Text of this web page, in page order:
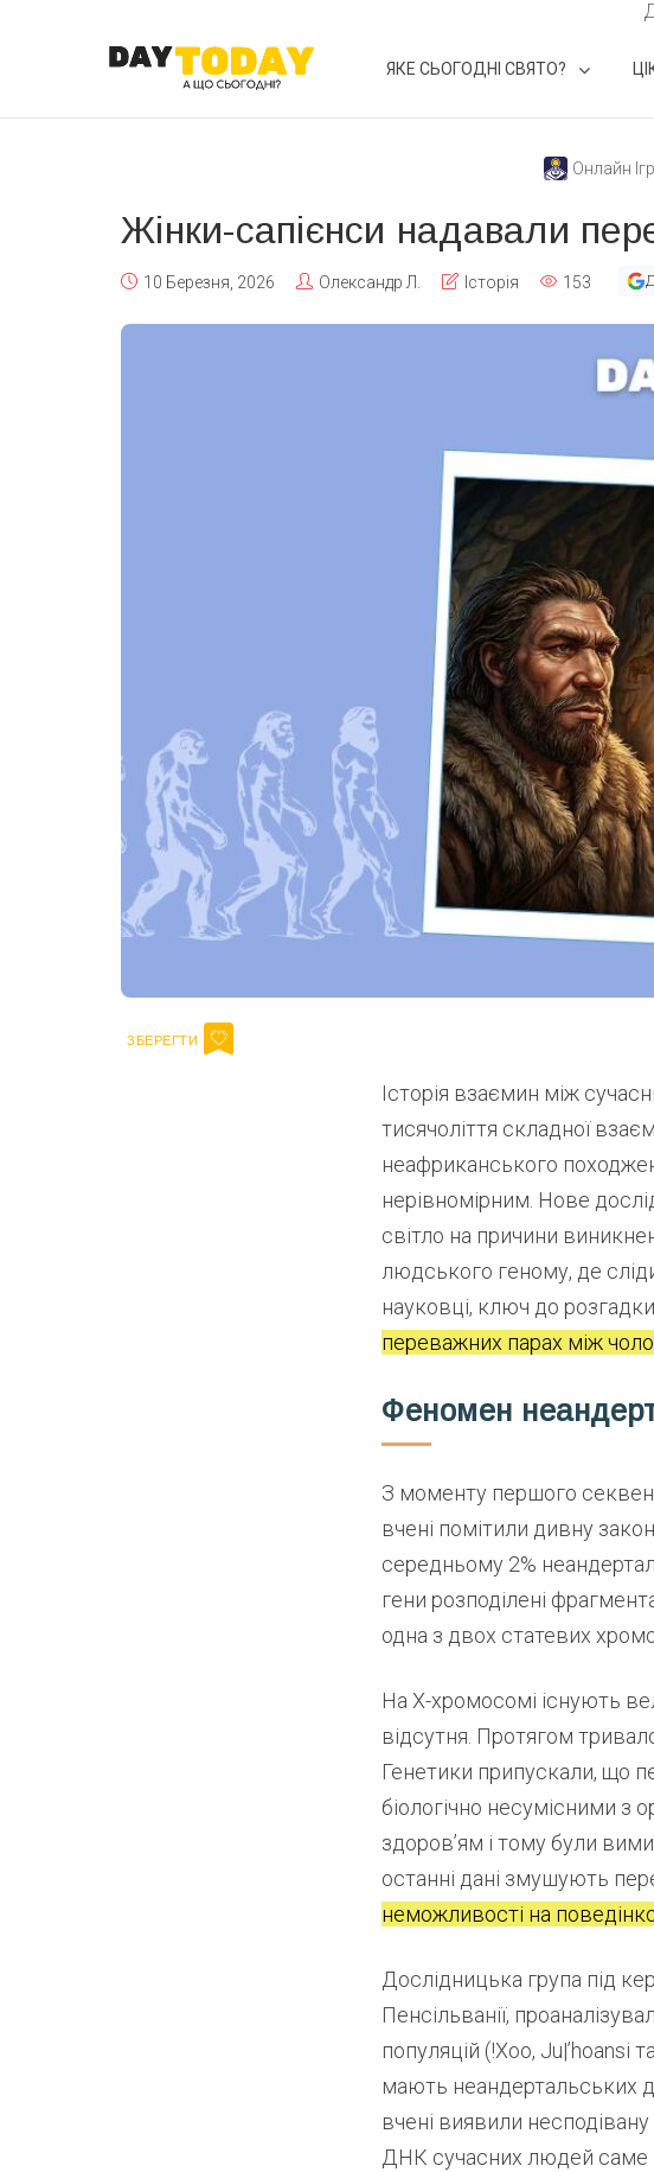
ЯКЕ СЬОГОДНІ СВЯТО?
Онлайн
Жінки-сапієнси надавали
10 Березня, 2026 Олександр Л. Історія 153
Історія взаємин між
тисячоліття складної
неафриканського
нерівномірним. Нове
світло на причини
людського геному, де
науковці, ключ до
переважних парах між
Феномен
З моменту першого
вчені помітили дивну
середньому 2%
гени розподілені
одна з двох статевих
На X-хромосомі існують
відсутня. Протягом
Генетики припускали, що
біологічно несумісними з
здоров’ям і тому були
останні дані змушують
неможливості на
Дослідницька група під
Пенсільванії,
популяцій (!Xoo, Ju|’hoansi
мають неандертальських
вчені виявили
ДНК сучасних людей саме